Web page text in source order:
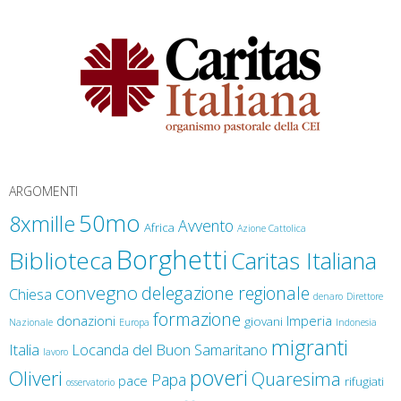
Caritas Italiana
ARGOMENTI
8xmille50mo Africa Avvento Azione Cattolica
Biblioteca BorghettiCaritas Italiana
Chiesa convegno delegazione regionale denaro Direttore
Nazionale donazioni Europa formazione giovani Imperia Indonesia
Italia lavoro Locanda del Buon Samaritano migranti
Oliveri osservatorio pace Papa poveri Quaresima rifugiati